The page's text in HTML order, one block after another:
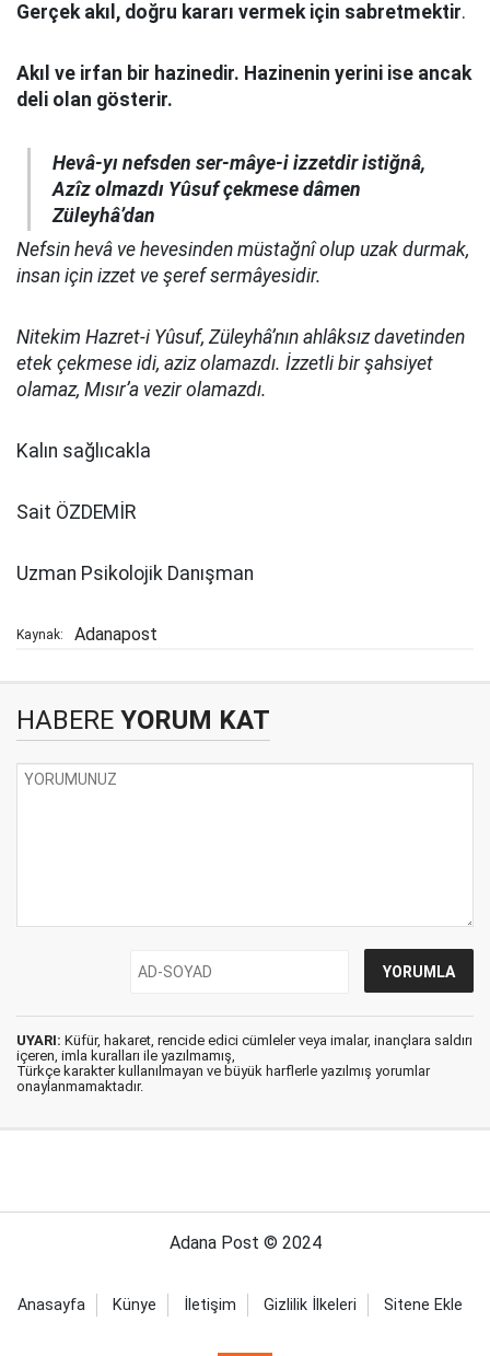
Gerçek akıl, doğru kararı vermek için sabretmektir.
Akıl ve irfan bir hazinedir. Hazinenin yerini ise ancak
deli olan gösterir.
Hevâ-yı nefsden ser-mâye-i izzetdir istiğnâ,
Azîz olmazdı Yûsuf çekmese dâmen
Züleyhâ’dan
Nefsin hevâ ve hevesinden müstağnî olup uzak durmak,
insan için izzet ve şeref sermâyesidir.
Nitekim Hazret-i Yûsuf, Züleyhâ’nın ahlâksız davetinden
etek çekmese idi, aziz olamazdı. İzzetli bir şahsiyet
olamaz, Mısır’a vezir olamazdı.
Kalın sağlıcakla
Sait ÖZDEMİR
Uzman Psikolojik Danışman
Kaynak: Adanapost
HABERE YORUM KAT
UYARI: Küfür, hakaret, rencide edici cümleler veya imalar, inançlara saldırı
içeren, imla kuralları ile yazılmamış,
Türkçe karakter kullanılmayan ve büyük harflerle yazılmış yorumlar
onaylanmamaktadır.
Adana Post © 2024
Anasayfa Künye İletişim Gizlilik İlkeleri Sitene Ekle